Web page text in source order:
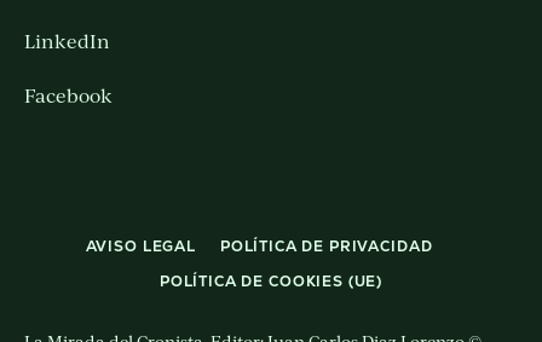
LinkedIn
Facebook
AVISO LEGAL
POLÍTICA DE PRIVACIDAD
POLÍTICA DE COOKIES (UE)